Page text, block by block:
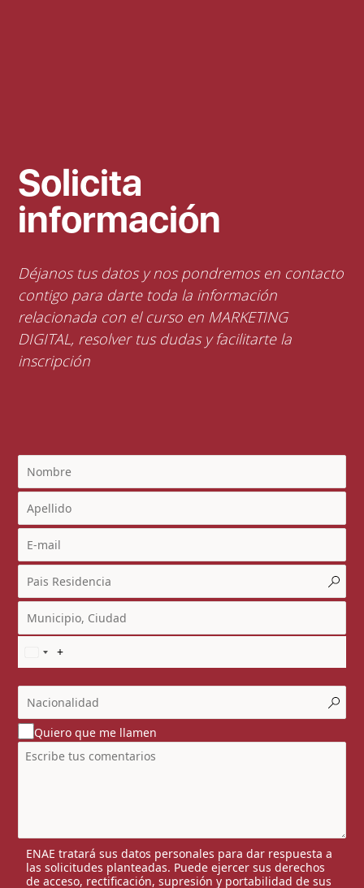
Solicita
información
Déjanos tus datos y nos pondremos en contacto
contigo para darte toda la información
relacionada con el curso en MARKETING
DIGITAL, resolver tus dudas y facilitarte la
inscripción
Quiero que me llamen
ENAE tratará sus datos personales para dar respuesta a
las solicitudes planteadas. Puede ejercer sus derechos
de acceso, rectificación, supresión y portabilidad de sus